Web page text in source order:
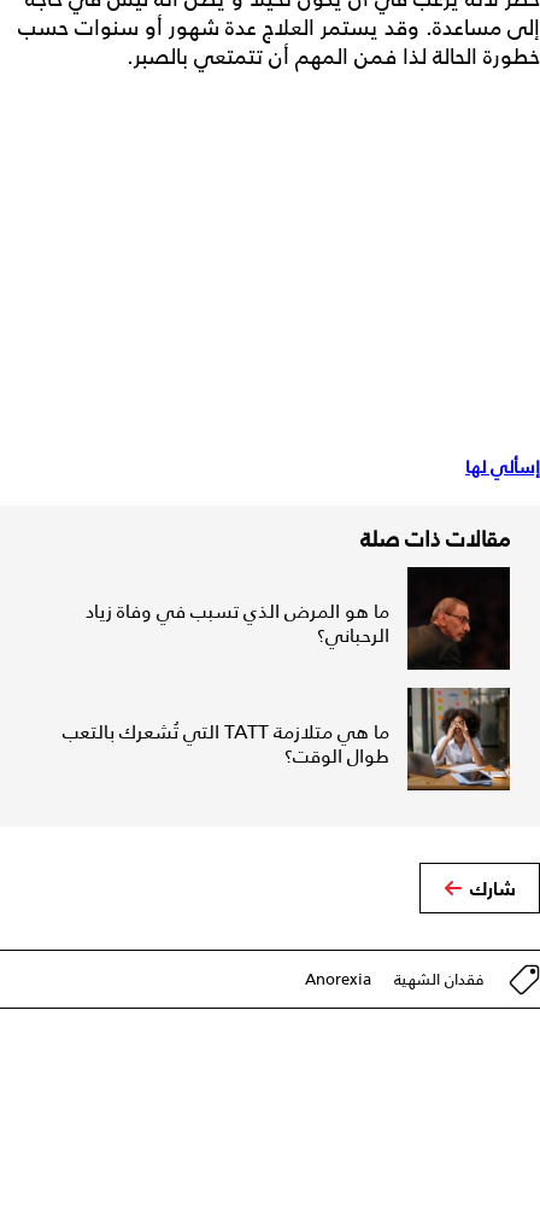
إلى مساعدة. وقد يستمر العلاج عدة شهور أو سنوات حسب
خطورة الحالة لذا فمن المهم أن تتمتعي بالصبر.
إسألي لها
مقالات ذات صلة
ما هو المرض الذي تسبب في وفاة زياد
الرحباني؟
ما هي متلازمة TATT التي تُشعرك بالتعب
طوال الوقت؟
شارك
فقدان الشهية Anorexia